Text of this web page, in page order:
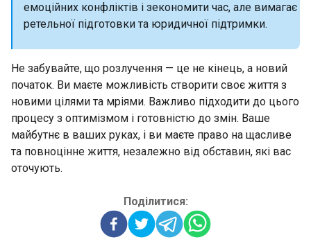
емоційних конфліктів і зекономити час, але вимагає
ретельної підготовки та юридичної підтримки.
Не забувайте, що розлучення — це не кінець, а новий
початок. Ви маєте можливість створити своє життя з
новими цілями та мріями. Важливо підходити до цього
процесу з оптимізмом і готовністю до змін. Ваше
майбутнє в ваших руках, і ви маєте право на щасливе
та повноцінне життя, незалежно від обставин, які вас
оточують.
Поділитися: